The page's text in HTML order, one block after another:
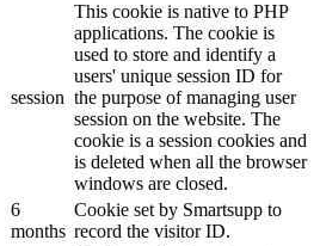
session
This cookie is native to PHP
applications. The cookie is
used to store and identify a
users' unique session ID for
the purpose of managing user
session on the website. The
cookie is a session cookies and
is deleted when all the browser
windows are closed.
6
months
Cookie set by Smartsupp to
record the visitor ID.